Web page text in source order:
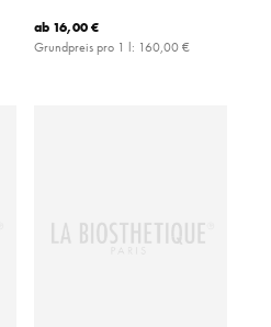
ab 16,00 €
Grundpreis pro 1 l: 160,00 €